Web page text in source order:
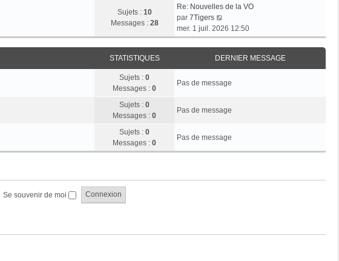
e
s
g
s
s
a
g
r
e
e
i
r
s
s
Sujets : 10
Messages : 28
Re: Nouvelles de la VO
par 7Tigers
o
i
r
l
e
d
n
e
s
mer. 1 juil. 2026 12:50
STATISTIQUES DERNIER MESSAGE
Sujets : 0
Messages : 0
Pas de message
Sujets : 0
Messages : 0
Pas de message
Sujets : 0
Messages : 0
Pas de message
Se souvenir de moi